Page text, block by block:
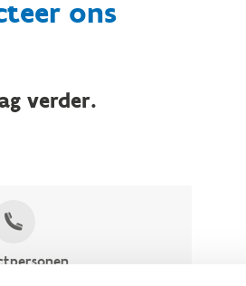
ons
verder.